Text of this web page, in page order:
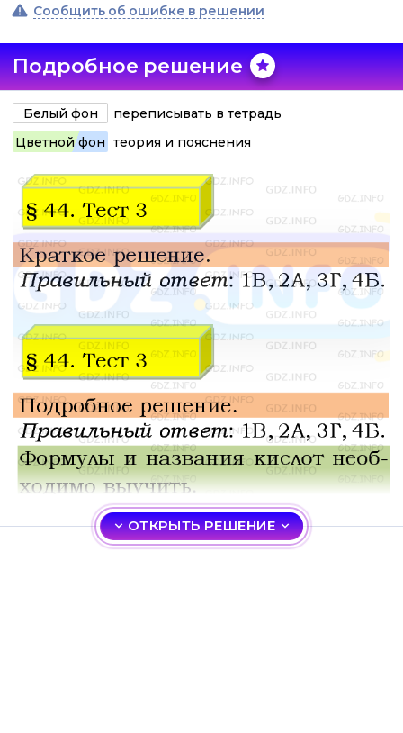
Сообщить об ошибке в решении
Подробное решение
Белый фон
переписывать в тетрадь
Цветной фон теория и пояснения
ОТКРЫТЬ РЕШЕНИЕ